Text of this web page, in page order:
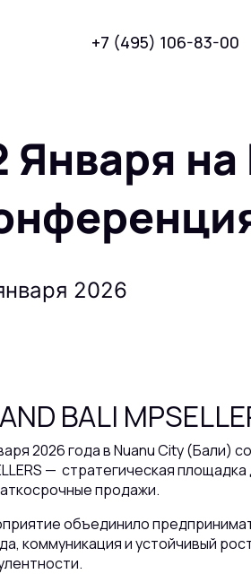
+7 (495) 106-83-00
Января
2026
BALI
2026 года в Nuanu City (Бали)
— стратегическая
продажи.
объединило
коммуникация и устойчивый